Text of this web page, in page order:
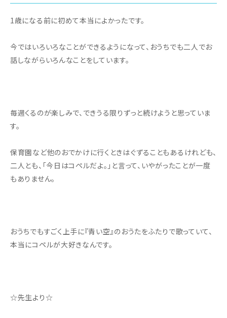
1歳になる前に初めて本当によかったです。
今ではいろいろなことができるようになって、おうちでも二人でお
話しながらいろんなことをしています。
毎週くるのが楽しみで、できうる限りずっと続けようと思っていま
す。
保育園など他のおでかけに行くときはぐずることもあるけれども、
二人とも、「今日はコペルだよ。」と言って、いやがったことが一度
もありません。
おうちでもすごく上手に『青い空』のおうたをふたりで歌っていて、
本当にコペルが大好きなんです。
☆先生より☆